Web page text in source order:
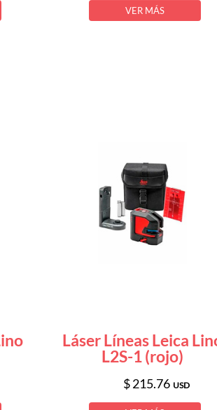
VER MÁS
Láser Líneas Leica
L2S-1 (rojo)
$ 215.76 USD